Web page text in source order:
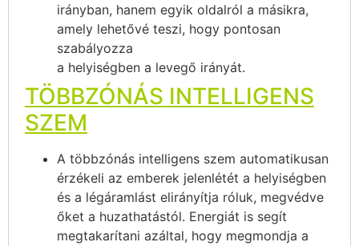
irányban, hanem egyik oldalról a másikra,
amely lehetővé teszi, hogy pontosan
szabályozza
a helyiségben a levegő irányát.
TÖBBZÓNÁS INTELLIGENS
SZEM
A többzónás intelligens szem automatikusan
érzékeli az emberek jelenlétét a helyiségben
és a légáramlást elirányítja róluk, megvédve
őket a huzathatástól. Energiát is segít
megtakarítani azáltal, hogy megmondja a